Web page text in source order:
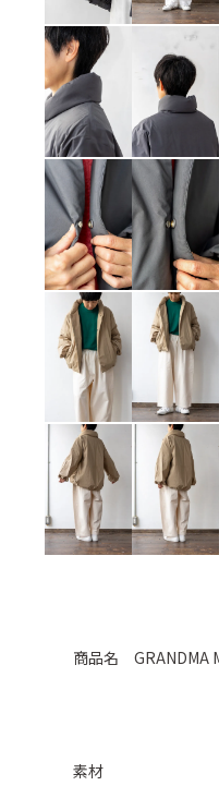
商品名 GRANDMA
素材